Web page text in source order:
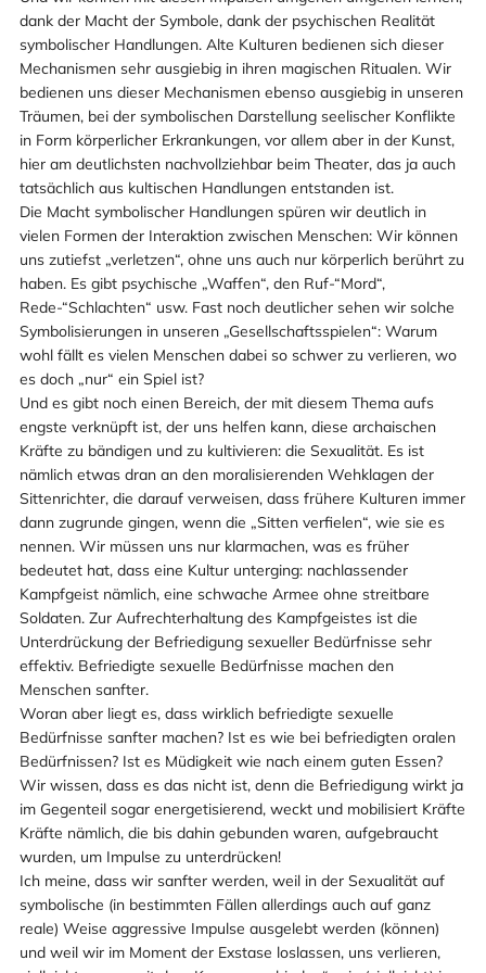
dank der Macht der Symbole, dank der psychischen Realität
symbolischer Handlungen. Alte Kulturen bedienen sich dieser
Mechanismen sehr ausgiebig in ihren magischen Ritualen. Wir
bedienen uns dieser Mechanismen ebenso ausgiebig in unseren
Träumen, bei der symbolischen Darstellung seelischer Konflikte
in Form körperlicher Erkrankungen, vor allem aber in der Kunst,
hier am deutlichsten nachvollziehbar beim Theater, das ja auch
tatsächlich aus kultischen Handlungen entstanden ist.
Die Macht symbolischer Handlungen spüren wir deutlich in
vielen Formen der Interaktion zwischen Menschen: Wir können
uns zutiefst „verletzen“, ohne uns auch nur körperlich berührt zu
haben. Es gibt psychische „Waffen“, den Ruf-“Mord“,
Rede-“Schlachten“ usw. Fast noch deutlicher sehen wir solche
Symbolisierungen in unseren „Gesellschaftsspielen“: Warum
wohl fällt es vielen Menschen dabei so schwer zu verlieren, wo
es doch „nur“ ein Spiel ist?
Und es gibt noch einen Bereich, der mit diesem Thema aufs
engste verknüpft ist, der uns helfen kann, diese archaischen
Kräfte zu bändigen und zu kultivieren: die Sexualität. Es ist
nämlich etwas dran an den moralisierenden Wehklagen der
Sittenrichter, die darauf verweisen, dass frühere Kulturen immer
dann zugrunde gingen, wenn die „Sitten verfielen“, wie sie es
nennen. Wir müssen uns nur klarmachen, was es früher
bedeutet hat, dass eine Kultur unterging: nachlassender
Kampfgeist nämlich, eine schwache Armee ohne streitbare
Soldaten. Zur Aufrechterhaltung des Kampfgeistes ist die
Unterdrückung der Befriedigung sexueller Bedürfnisse sehr
effektiv. Befriedigte sexuelle Bedürfnisse machen den
Menschen sanfter.
Woran aber liegt es, dass wirklich befriedigte sexuelle
Bedürfnisse sanfter machen? Ist es wie bei befriedigten oralen
Bedürfnissen? Ist es Müdigkeit wie nach einem guten Essen?
Wir wissen, dass es das nicht ist, denn die Befriedigung wirkt ja
im Gegenteil sogar energetisierend, weckt und mobilisiert Kräfte
Kräfte nämlich, die bis dahin gebunden waren, aufgebraucht
wurden, um Impulse zu unterdrücken!
Ich meine, dass wir sanfter werden, weil in der Sexualität auf
symbolische (in bestimmten Fällen allerdings auch auf ganz
reale) Weise aggressive Impulse ausgelebt werden (können)
und weil wir im Moment der Exstase loslassen, uns verlieren,